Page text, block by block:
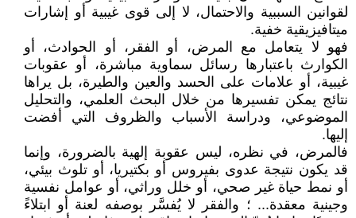
لقوانين السببية والاحتمال، لا إلى قوى غيبية أو إشارات
ميتافيزيقية خفية.
فهو لا يتعامل مع المرض، أو الفقر، أو الحوادث، أو
الكوارث باعتبارها رسائل سماوية مباشرة، أو عقوبات
غيبية، أو علامات على الحسد والعين والطيرة، بل يراها
نتائج يمكن تفسيرها من خلال البحث العلمي، والتحليل
الموضوعي، ودراسة الأسباب والظروف التي أفضت
إليها.
فالمرض، في نظره، ليس عقوبة إلهية بالضرورة، وإنما
قد يكون نتيجة عدوى بفيروس أو بكتيريا، أو تلوث بيئي،
أو نمط حياة غير صحي، أو خلل وراثي، أو عوامل نفسية
وجينية معقدة... ؛ والفقر لا يُفسَّر بوصفه لعنة أو ابتلاءً